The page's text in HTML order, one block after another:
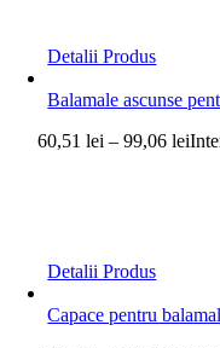
Detalii Produs
Balamale ascunse
60,51lei – 99,06lei
Detalii Produs
Capace pentru